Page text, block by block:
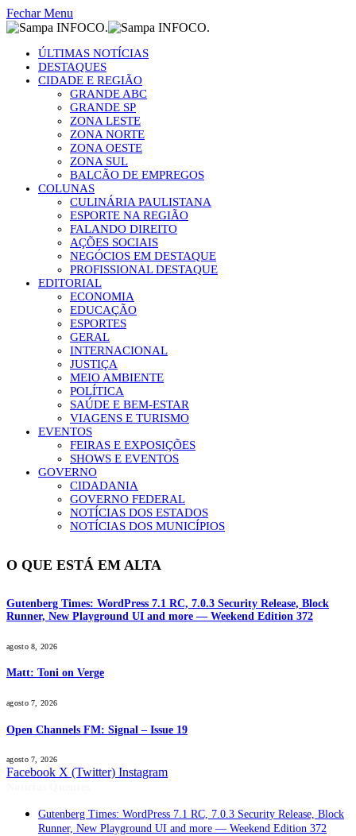
Fechar Menu
ÚLTIMAS NOTÍCIAS
DESTAQUES
CIDADE E REGIÃO
GRANDE ABC
GRANDE SP
ZONA LESTE
ZONA NORTE
ZONA OESTE
ZONA SUL
BALCÃO DE EMPREGOS
COLUNAS
CULINÁRIA PAULISTANA
ESPORTE NA REGIÃO
FALANDO DIREITO
AÇÕES SOCIAIS
NEGÓCIOS EM DESTAQUE
PROFISSIONAL DESTAQUE
EDITORIAL
ECONOMIA
EDUCAÇÃO
ESPORTES
GERAL
INTERNACIONAL
JUSTIÇA
MEIO AMBIENTE
POLÍTICA
SAÚDE E BEM-ESTAR
VIAGENS E TURISMO
EVENTOS
FEIRAS E EXPOSIÇÕES
SHOWS E EVENTOS
GOVERNO
CIDADANIA
GOVERNO FEDERAL
NOTÍCIAS DOS ESTADOS
NOTÍCIAS DOS MUNICÍPIOS
O QUE ESTÁ EM ALTA
Gutenberg Times: WordPress 7.1 RC, 7.0.3 Security Release, Block
Runner, New Playground UI and more — Weekend Edition 372
agosto 8, 2026
Matt: Toni on Verge
agosto 7, 2026
Open Channels FM: Signal – Issue 19
agosto 7, 2026
Facebook X (Twitter) Instagram
Gutenberg Times: WordPress 7.1 RC, 7.0.3 Security Release, Block
Runner, New Playground UI and more — Weekend Edition 372